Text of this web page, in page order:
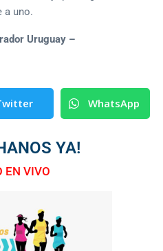
a uno.
Uruguay –
WhatsApp
YA!
EN VIVO